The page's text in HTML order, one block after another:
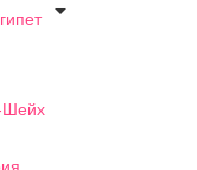

Шейх